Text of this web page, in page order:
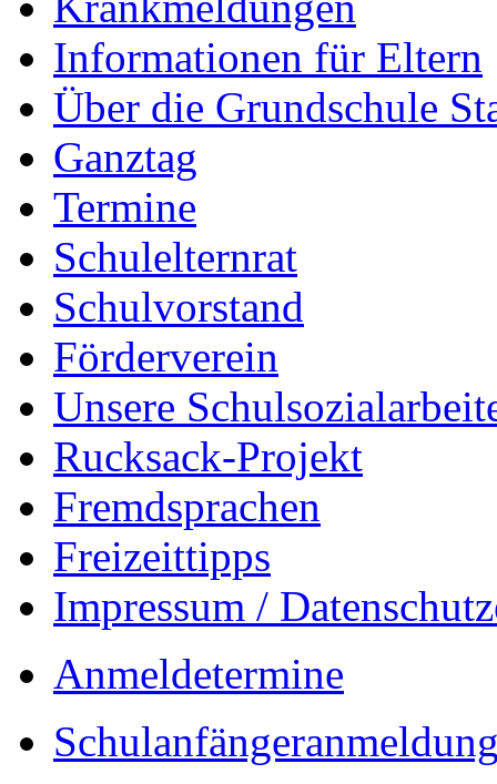
Informationen für Eltern
Über die Grundschule
Ganztag
Termine
Schulelternrat
Schulvorstand
Förderverein
Unsere
Rucksack-Projekt
Fremdsprachen
Freizeittipps
Impressum /
Anmeldetermine